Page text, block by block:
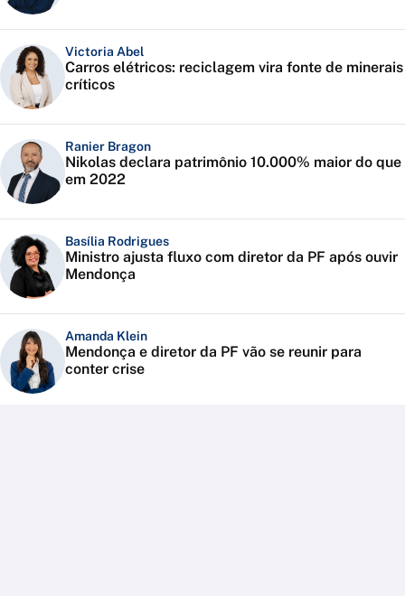
Victoria Abel
Carros elétricos: reciclagem vira fonte de minerais
críticos
Ranier Bragon
Nikolas declara patrimônio 10.000% maior do que
em 2022
Basília Rodrigues
Ministro ajusta fluxo com diretor da PF após ouvir
Mendonça
Amanda Klein
Mendonça e diretor da PF vão se reunir para
conter crise